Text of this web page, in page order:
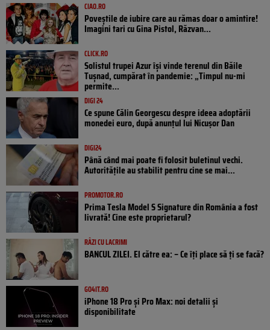
CIAO.RO
Poveştile de iubire care au rămas doar o amintire!
Imagini tari cu Gina Pistol, Răzvan...
CLICK.RO
Solistul trupei Azur își vinde terenul din Băile
Tușnad, cumpărat în pandemie: „Timpul nu-mi
permite...
DIGI 24
Ce spune Călin Georgescu despre ideea adoptării
monedei euro, după anunțul lui Nicușor Dan
DIGI24
Până când mai poate fi folosit buletinul vechi.
Autoritățile au stabilit pentru cine se mai...
PROMOTOR.RO
Prima Tesla Model S Signature din România a fost
livrată! Cine este proprietarul?
RÂZI CU LACRIMI
BANCUL ZILEI. El către ea: – Ce îți place să ți se facă?
GO4IT.RO
iPhone 18 Pro și Pro Max: noi detalii și
disponibilitate